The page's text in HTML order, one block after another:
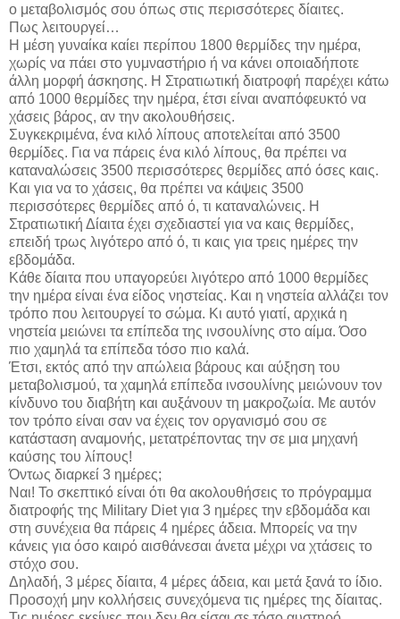
ο μεταβολισμός σου όπως στις περισσότερες δίαιτες.
Πως λειτουργεί…
Η μέση γυναίκα καίει περίπου 1800 θερμίδες την ημέρα,
χωρίς να πάει στο γυμναστήριο ή να κάνει οποιαδήποτε
άλλη μορφή άσκησης. Η Στρατιωτική διατροφή παρέχει κάτω
από 1000 θερμίδες την ημέρα, έτσι είναι αναπόφευκτό να
χάσεις βάρος, αν την ακολουθήσεις.
Συγκεκριμένα, ένα κιλό λίπους αποτελείται από 3500
θερμίδες. Για να πάρεις ένα κιλό λίπους, θα πρέπει να
καταναλώσεις 3500 περισσότερες θερμίδες από όσες καις.
Και για να το χάσεις, θα πρέπει να κάψεις 3500
περισσότερες θερμίδες από ό, τι καταναλώνεις. Η
Στρατιωτική Δίαιτα έχει σχεδιαστεί για να καις θερμίδες,
επειδή τρως λιγότερο από ό, τι καις για τρεις ημέρες την
εβδομάδα.
Κάθε δίαιτα που υπαγορεύει λιγότερο από 1000 θερμίδες
την ημέρα είναι ένα είδος νηστείας. Και η νηστεία αλλάζει τον
τρόπο που λειτουργεί το σώμα. Κι αυτό γιατί, αρχικά η
νηστεία μειώνει τα επίπεδα της ινσουλίνης στο αίμα. Όσο
πιο χαμηλά τα επίπεδα τόσο πιο καλά.
Έτσι, εκτός από την απώλεια βάρους και αύξηση του
μεταβολισμού, τα χαμηλά επίπεδα ινσουλίνης μειώνουν τον
κίνδυνο του διαβήτη και αυξάνουν τη μακροζωία. Με αυτόν
τον τρόπο είναι σαν να έχεις τον οργανισμό σου σε
κατάσταση αναμονής, μετατρέποντας την σε μια μηχανή
καύσης του λίπους!
Όντως διαρκεί 3 ημέρες;
Ναι! Το σκεπτικό είναι ότι θα ακολουθήσεις το πρόγραμμα
διατροφής της Military Diet για 3 ημέρες την εβδομάδα και
στη συνέχεια θα πάρεις 4 ημέρες άδεια. Μπορείς να την
κάνεις για όσο καιρό αισθάνεσαι άνετα μέχρι να χτάσεις το
στόχο σου.
Δηλαδή, 3 μέρες δίαιτα, 4 μέρες άδεια, και μετά ξανά το ίδιο.
Προσοχή μην κολλήσεις συνεχόμενα τις ημέρες της δίαιτας.